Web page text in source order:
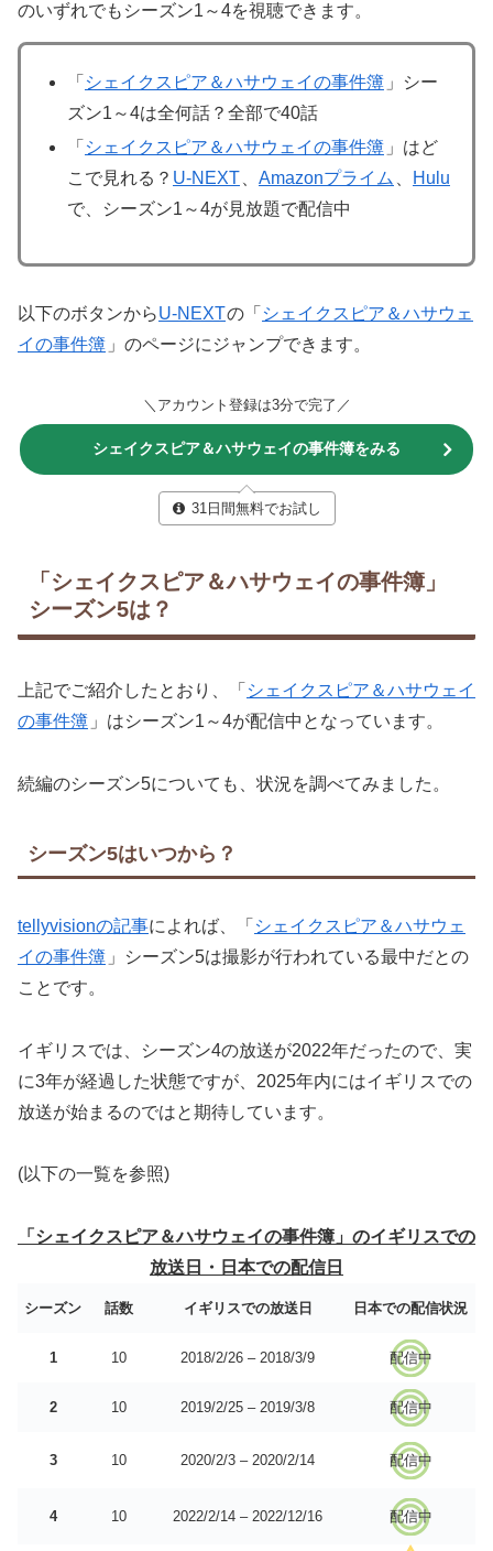
のいずれでもシーズン1～4を視聴できます。
「 シェイクスピア＆ハサウェイの事件簿 」シー
ズン1～4は全何話？全部で40話
「 シェイクスピア＆ハサウェイの事件簿 」はど
こで見れる？ U-NEXT Amazonプライム
Hulu
で、シーズン1～4が見放題で配信中
以下のボタンからU-NEXTの「 シェイクスピア＆ハサウェ
イの事件簿 」のページにジャンプできます。
＼アカウント登録は3分で完了／
シェイクスピア＆ハサウェイの事件簿をみる
31日間無料でお試し
「シェイクスピア＆ハサウェイの事件簿」
シーズン5は？
上記でご紹介したとおり、「 シェイクスピア＆ハサウェイ
の事件簿 」はシーズン1～4が配信中となっています。
続編のシーズン5についても、状況を調べてみました。
シーズン5はいつから？
tellyvisionの記事によれば、「 シェイクスピア＆ハサウェ
イの事件簿 」シーズン5は撮影が行われている最中だとの
ことです。
イギリスでは、シーズン4の放送が2022年だったので、実
に3年が経過した状態ですが、2025年内にはイギリスでの
放送が始まるのではと期待しています。
(以下の一覧を参照)
「シェイクスピア＆ハサウェイの事件簿」のイギリスでの
放送日・日本での配信日
シーズン 話数 イギリスでの放送日 日本での配信状況
1 10 2018/2/26 – 2018/3/9 配信中
2 10 2019/2/25 – 2019/3/8 配信中
3 10 2020/2/3 – 2020/2/14 配信中
4 10 2022/2/14 – 2022/12/16 配信中